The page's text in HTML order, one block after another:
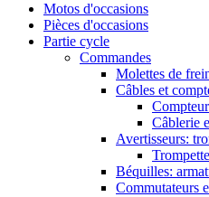
Motos d'occasions
Pièces d'occasions
Partie cycle
Commandes
Molettes de
Câbles et
Câblerie
Avertisseurs:
Béquilles:
Commutateurs